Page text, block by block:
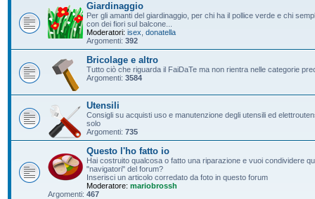
Giardinaggio
Per gli amanti del giardinaggio, per chi ha il pollice verde e chi
con dei fiori sul balcone...
Moderatori: isex donatella
Argomenti: 392
Bricolage e altro
Tutto ciò che riguarda il FaiDaTe ma non rientra nelle categorie
Argomenti: 3584
Utensili
Consigli su acquisti uso e manutenzione degli utensili ed
solo
Argomenti: 735
Questo l'ho fatto io
Hai costruito qualcosa o fatto una riparazione e vuoi condividere
"navigatori" del forum?
Inserisci un articolo corredato da foto in questo forum
Moderatore: mariobrossh
Argomenti: 467